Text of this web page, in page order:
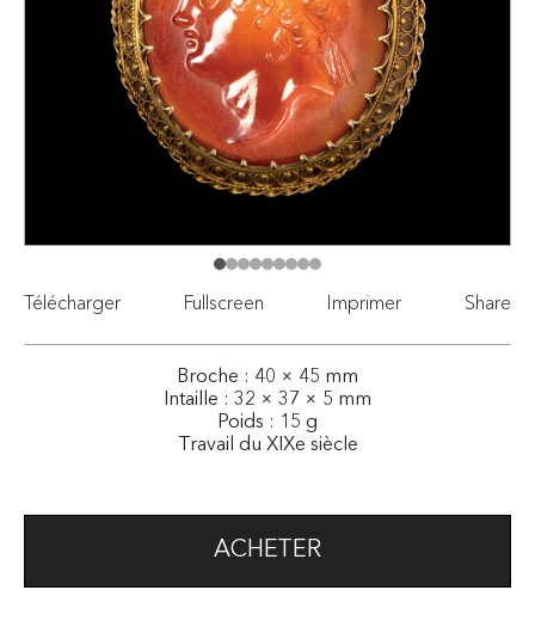
Télécharger Fullscreen Imprimer Share
Broche : 40 × 45 mm
Intaille : 32 × 37 × 5 mm
Poids : 15 g
Travail du XIXe siècle
ACHETER